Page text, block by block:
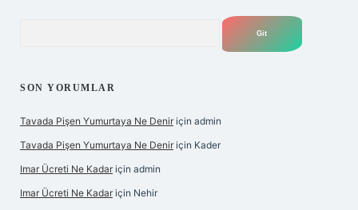
SON YORUMLAR
Tavada Pişen Yumurtaya Ne Denir için admin
Tavada Pişen Yumurtaya Ne Denir için Kader
Imar Ücreti Ne Kadar için admin
Imar Ücreti Ne Kadar için Nehir